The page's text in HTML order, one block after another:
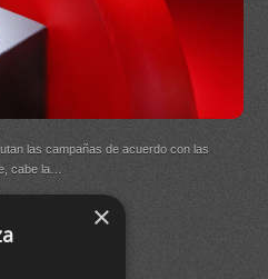
las campañas de acuerdo con las
cabe la…
×